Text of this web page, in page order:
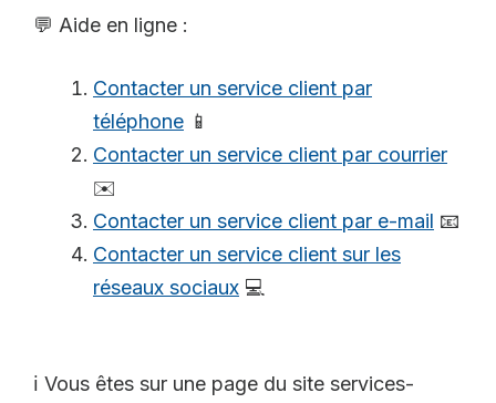
💬 Aide en ligne :
Contacter un service client par
téléphone 📱
Contacter un service client par courrier
✉️
Contacter un service client par e-mail 📧
Contacter un service client sur les
réseaux sociaux 💻
ℹ️ Vous êtes sur une page du site services-